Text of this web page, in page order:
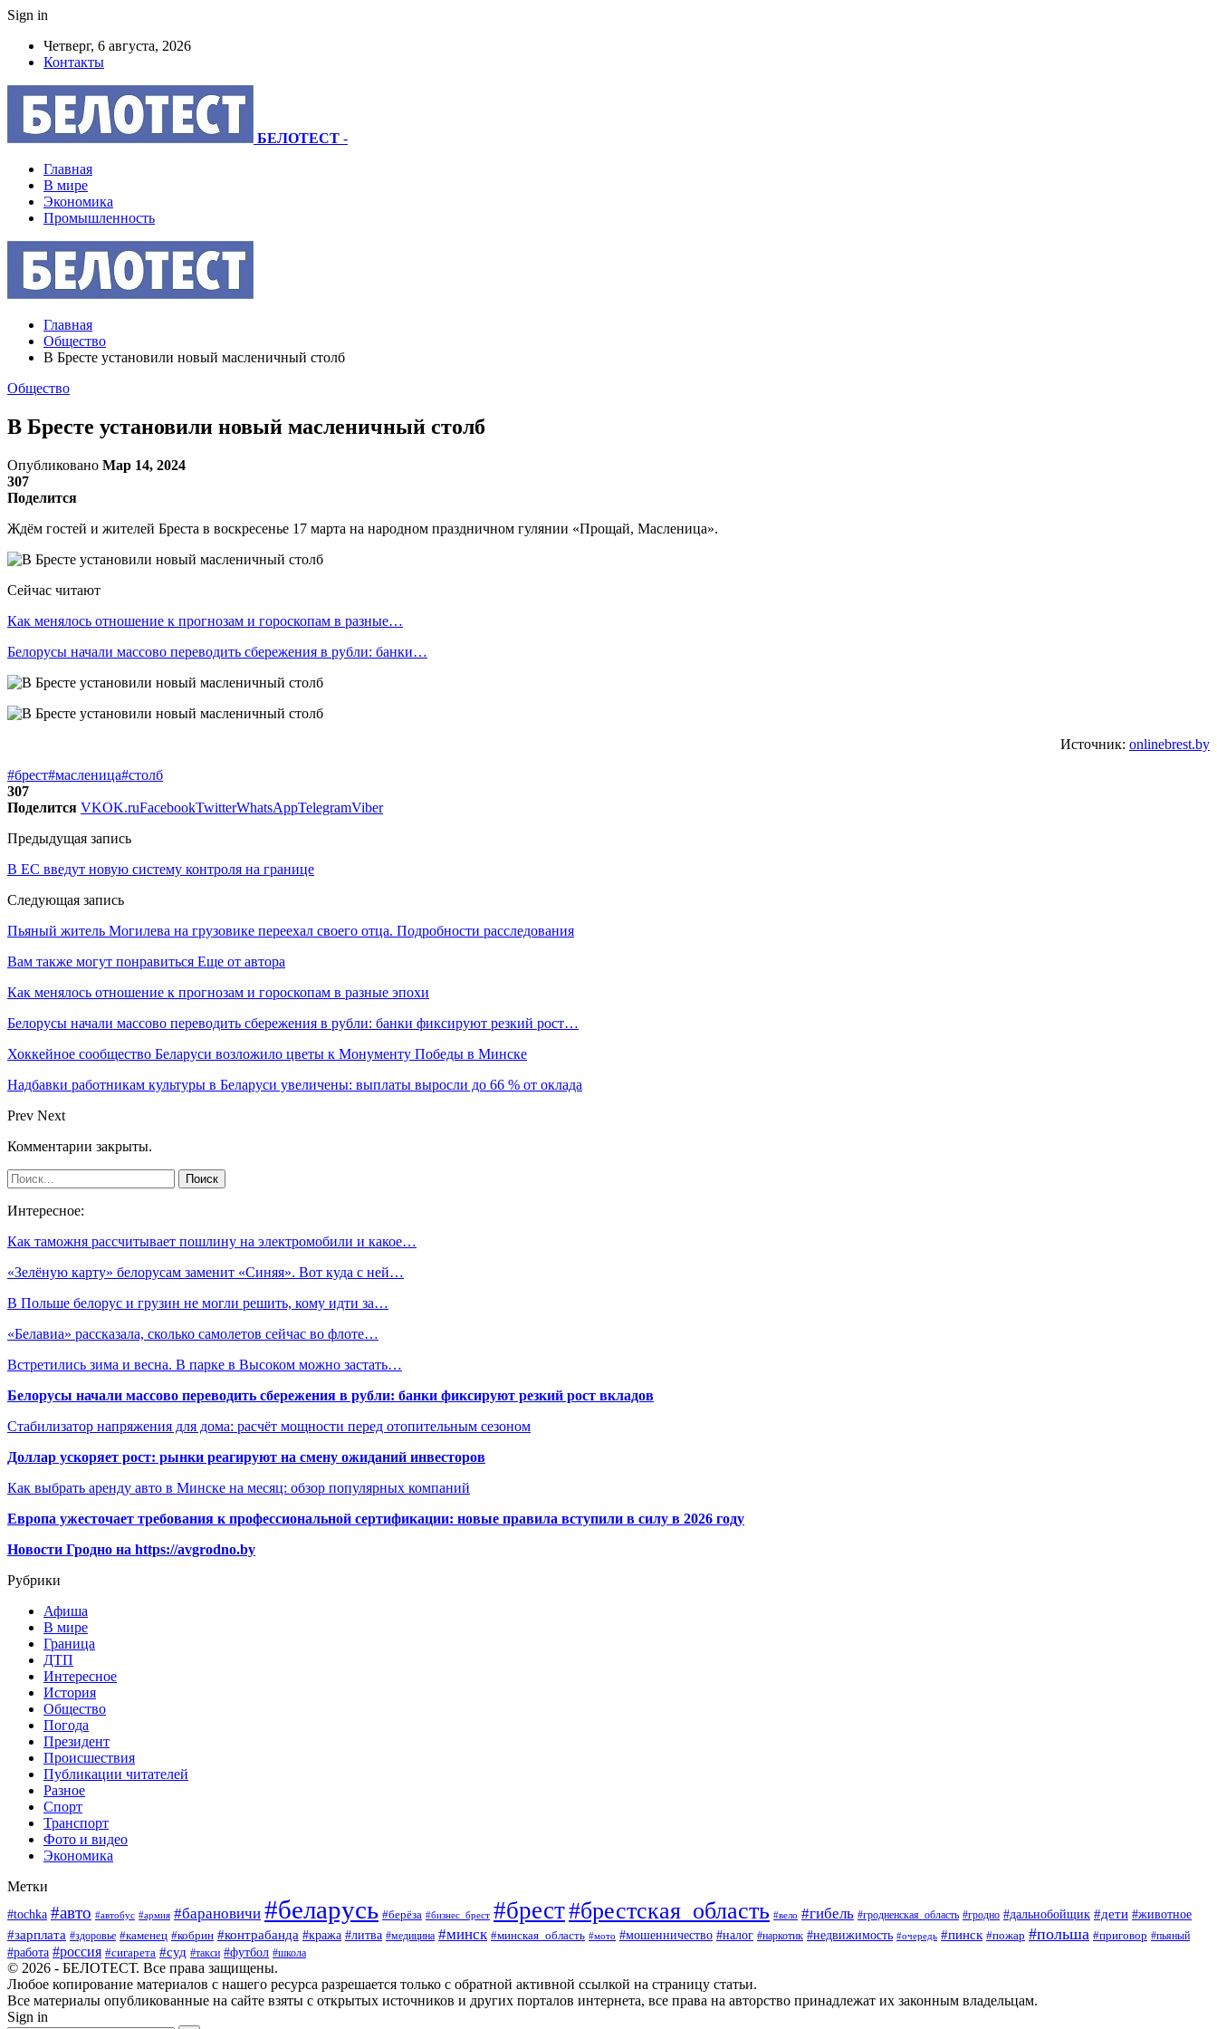
Sign in
Четверг, 6 августа, 2026
Контакты
БЕЛОТЕСТ -
Главная
В мире
Экономика
Промышленность
Главная
Общество
В Бресте установили новый масленичный столб
Общество
В Бресте установили новый масленичный столб
Опубликовано Мар 14, 2024
307
Поделится
Ждём гостей и жителей Бреста в воскресенье 17 марта на народном праздничном гулянии «Прощай, Масленица».
Сейчас читают
Как менялось отношение к прогнозам и гороскопам в разные…
Белорусы начали массово переводить сбережения в рубли: банки…
Источник: onlinebrest.by
#брест#масленица#столб
307
Поделится VKOK.ruFacebookTwitterWhatsAppTelegramViber
Предыдущая запись
В ЕС введут новую систему контроля на границе
Следующая запись
Пьяный житель Могилева на грузовике переехал своего отца. Подробности расследования
Вам также могут понравиться Еще от автора
Как менялось отношение к прогнозам и гороскопам в разные эпохи
Белорусы начали массово переводить сбережения в рубли: банки фиксируют резкий рост…
Хоккейное сообщество Беларуси возложило цветы к Монументу Победы в Минске
Надбавки работникам культуры в Беларуси увеличены: выплаты выросли до 66 % от оклада
Prev Next
Комментарии закрыты.
Интересное:
Как таможня рассчитывает пошлину на электромобили и какое…
«Зелёную карту» белорусам заменит «Синяя». Вот куда с ней…
В Польше белорус и грузин не могли решить, кому идти за…
«Белавиа» рассказала, сколько самолетов сейчас во флоте…
Встретились зима и весна. В парке в Высоком можно застать…
Белорусы начали массово переводить сбережения в рубли: банки фиксируют резкий рост вкладов
Стабилизатор напряжения для дома: расчёт мощности перед отопительным сезоном
Доллар ускоряет рост: рынки реагируют на смену ожиданий инвесторов
Как выбрать аренду авто в Минске на месяц: обзор популярных компаний
Европа ужесточает требования к профессиональной сертификации: новые правила вступили в силу в 2026 году
Новости Гродно на https://avgrodno.by
Рубрики
Афиша
В мире
Граница
ДТП
Интересное
История
Общество
Погода
Президент
Происшествия
Публикации читателей
Разное
Спорт
Транспорт
Фото и видео
Экономика
Метки
#tochka #авто #автобус #армия #барановичи #беларусь #берёза #бизнес_брест #брест#брестская_область #вело #гибель #гродненская_область #гродно #дальнобойщик #дети #животное
#зарплата #здоровье #каменец #кобрин #контрабанда #кража #литва #медицина #минск #минская_область #мото #мошенничество #налог #наркотик #недвижимость #очередь #пинск #пожар #польша #приговор #пьяный
#работа #россия #сигарета #суд #такси #футбол #школа
© 2026 - БЕЛОТЕСТ. Все права защищены.
Любое копирование материалов с нашего ресурса разрешается только с обратной активной ссылкой на страницу статьи.
Все материалы опубликованные на сайте взяты с открытых источников и других порталов интернета, все права на авторство принадлежат их законным владельцам.
Sign in